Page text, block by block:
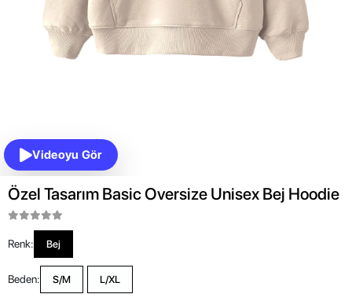
Videoyu Gör
Özel Tasarım Basic Oversize Unisex Bej Hoodie
Renk: Bej
Beden: S/M L/XL